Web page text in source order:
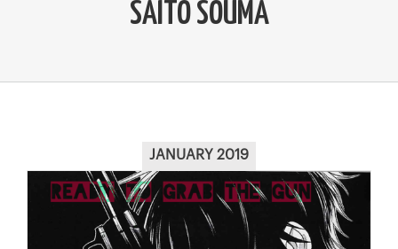
SAITO SOUMA
JANUARY 2019